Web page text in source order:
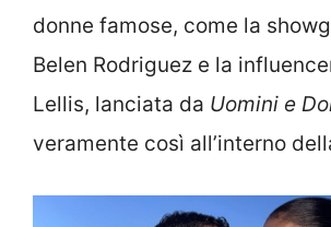
donne famose, come la
Belen Rodriguez e la
Lellis, lanciata da Uomini e
veramente così all’interno